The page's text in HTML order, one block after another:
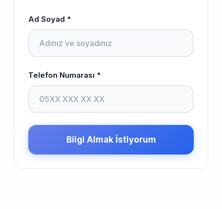
Ad Soyad *
Telefon Numarası *
Bilgi Almak İstiyorum